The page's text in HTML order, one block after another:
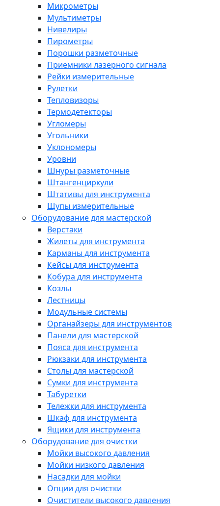
Микрометры
Мультиметры
Нивелиры
Пирометры
Порошки разметочные
Приемники лазерного сигнала
Рейки измерительные
Рулетки
Тепловизоры
Термодетекторы
Угломеры
Угольники
Уклономеры
Уровни
Шнуры разметочные
Штангенциркули
Штативы для инструмента
Щупы измерительные
Оборудование для мастерской
Верстаки
Жилеты для инструмента
Карманы для инструмента
Кейсы для инструмента
Кобура для инструмента
Козлы
Лестницы
Модульные системы
Органайзеры для инструментов
Панели для мастерской
Пояса для инструмента
Рюкзаки для инструмента
Столы для мастерской
Сумки для инструмента
Табуретки
Тележки для инструмента
Шкаф для инструмента
Ящики для инструмента
Оборудование для очистки
Мойки высокого давления
Мойки низкого давления
Насадки для мойки
Опции для очистки
Очистители высокого давления